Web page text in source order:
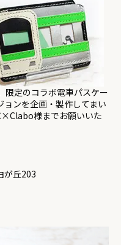
定のコラボ電車パスケー
ンを企画・製作してまい
様までお願いいた
が丘203